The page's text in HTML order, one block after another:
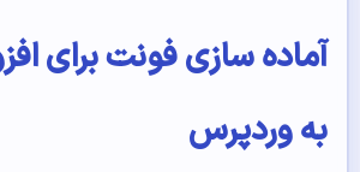
آماده سازی فونت برای
به وردپرس